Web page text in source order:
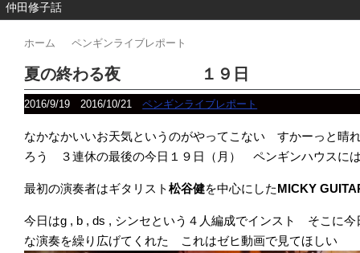
仲田修子話
ホーム ペンギンライブレポート
夏の終わる夜 １９日
2016/9/19 2016/10/21 ペンギンライブレポート
なかなかいいお天気というのがやってこない すかーっと晴
ろう ３連休の最後の今日１９日（月） ペンギンハウスに
最初の演奏者はギタリスト松谷健を中心にしたMICKY
今日はg , b , ds , シンセという４人編成でインスト そこに
な演奏を繰り広げてくれた これはゼヒ動画で見てほしい